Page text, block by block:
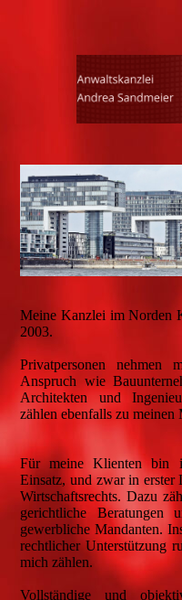
Meine Kanzlei im Norden
2003.
Privatpersonen nehmen
Anspruch wie
Architekten und
zählen ebenfalls zu meinen
Für meine Klienten bin
Einsatz, und zwar in
Wirtschaftsrechts. Dazu
gerichtliche Beratungen
gewerbliche Mandanten.
rechtlicher Unterstützung
mich zählen.
Vollständige und